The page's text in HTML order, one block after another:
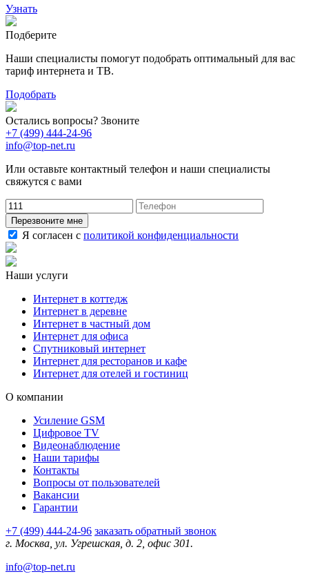
Узнать
Подберите
Наши специалисты помогут подобрать оптимальный для вас
тариф интернета и ТВ.
Подобрать
Остались вопросы? Звоните
+7 (499) 444-24-96
info@top-net.ru
Или оставьте контактный телефон и наши специалисты
свяжутся с вами
Перезвоните мне
Я согласен с политикой конфиденциальности
Наши услуги
Интернет в коттедж
Интернет в деревне
Интернет в частный дом
Интернет для офиса
Спутниковый интернет
Интернет для ресторанов и кафе
Интернет для отелей и гостиниц
О компании
Усиление GSM
Цифровое TV
Видеонаблюдение
Наши тарифы
Контакты
Вопросы от пользователей
Вакансии
Гарантии
+7 (499) 444-24-96 заказать обратный звонок
г. Москва, ул. Угрешская, д. 2, офис 301.
info@top-net.ru